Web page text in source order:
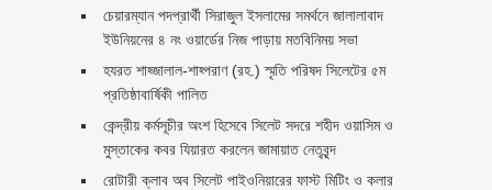
চেয়ারম্যান পদপ্রার্থী সিরাজুল ইসলামের সমর্থনে জালালাবাদ
ইউনিয়নের ৪ নং ওয়ার্ডের নিজ পাড়ায় মতবিনিময় সভা
হযরত শাহ্জালাল-শাহ্পরাণ (রহ.) স্মৃতি পরিষদ সিলেটের ৫ম
প্রতিষ্ঠাবার্ষিকী পালিত ‎​
কেন্দ্রীয় কর্মসূচীর অংশ হিসেবে সিলেট সদরে শহীদ ওয়াসিম ও
মুস্তাকের কবর যিয়ারত করলেন জামায়াত নেতৃবৃন্দ ‎
রোটারী ক্লাব অব সিলেট পাইওনিয়ারের ফাস্ট মিটিং ও কলার